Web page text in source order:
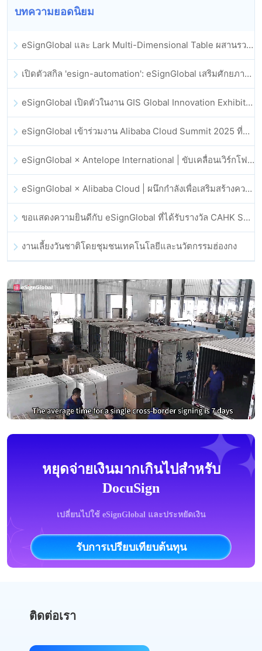
บทความยอดนิยม
eSignGlobal และ Lark Multi-Dimensional Table ผสานรวมกันอย่างเป็นทางการ: การลงนามและการเก็บถาวรสัญญาอิเล็กทรอนิกส์แบบอัตโนมัติเต็มรูปแบบ
เปิดตัวสกิล 'esign-automation': eSignGlobal เสริมศักยภาพให้ OpenClaw ด้วยลายเซ็นอิเล็กทรอนิกส์อัตโนมัติ
eSignGlobal เปิดตัวในงาน GIS Global Innovation Exhibition 2025
eSignGlobal เข้าร่วมงาน Alibaba Cloud Summit 2025 ที่ฮ่องกง เพื่อขับเคลื่อนนวัตกรรมคลาวด์ที่ขับเคลื่อนด้วย AI และความเชื่อมั่นทางดิจิทัล
eSignGlobal × Antelope International | ขับเคลื่อนเวิร์กโฟลดิจิทัลที่ปลอดภัยและขับเคลื่อนด้วย AI
eSignGlobal × Alibaba Cloud | ผนึกกำลังเพื่อเสริมสร้างความเชื่อมั่นดิจิทัลระดับโลกสำหรับฟินเทค
ขอแสดงความยินดีกับ eSignGlobal ที่ได้รับรางวัล CAHK STAR Award 2025
งานเลี้ยงวันชาติโดยชุมชนเทคโนโลยีและนวัตกรรมฮ่องกง
หยุดจ่ายเงินมากเกินไปสำหรับ
DocuSign
เปลี่ยนไปใช้ eSignGlobal และประหยัดเงิน
รับการเปรียบเทียบต้นทุน
ติดต่อเรา